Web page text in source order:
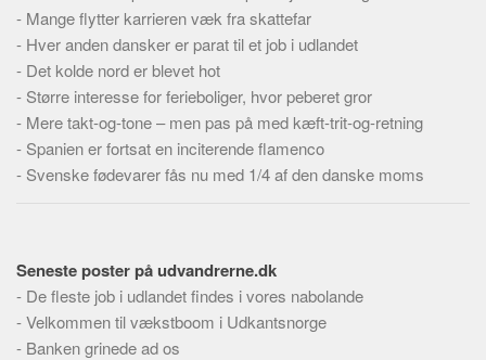
- Mange flytter karrieren væk fra skattefar
- Hver anden dansker er parat til et job i udlandet
- Det kolde nord er blevet hot
- Større interesse for ferieboliger, hvor peberet gror
- Mere takt-og-tone – men pas på med kæft-trit-og-retning
- Spanien er fortsat en inciterende flamenco
- Svenske fødevarer fås nu med 1/4 af den danske moms
Seneste poster på udvandrerne.dk
- De fleste job i udlandet findes i vores nabolande
-Velkommen til vækstboom i Udkantsnorge
- Banken grinede ad os